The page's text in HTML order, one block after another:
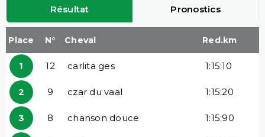
Résultat Pronostics
Place N° Cheval Red.km
1 12 carlita ges 1:15:10
2 9 czar du vaal 1:15:20
3 8 chanson douce 1:15:90